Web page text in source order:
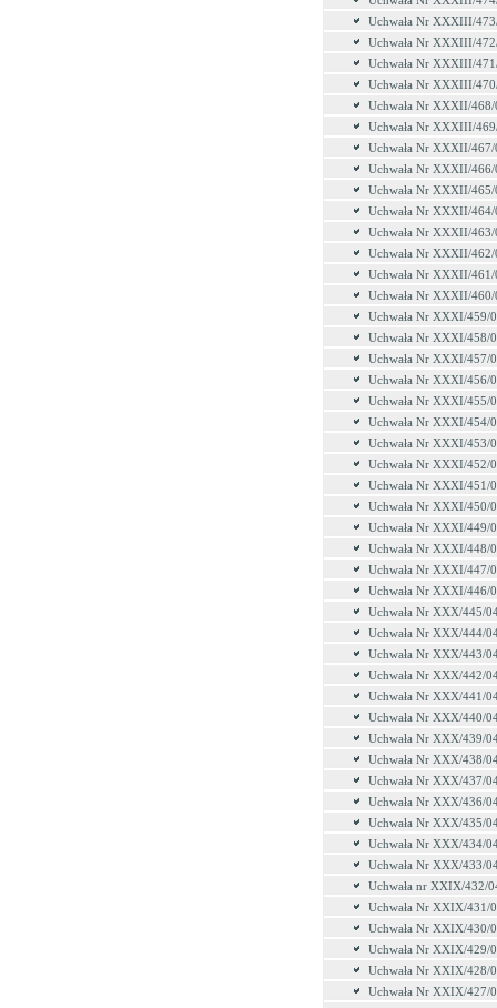
Uchwała Nr XXXIII/
Uchwała Nr XXXIII/
Uchwała Nr XXXIII/
Uchwała Nr XXXIII/
Uchwała Nr XXXII/468/
Uchwała Nr XXXIII/
Uchwała Nr XXXII/467/
Uchwała Nr XXXII/466/
Uchwała Nr XXXII/465/
Uchwała Nr XXXII/464/
Uchwała Nr XXXII/463/
Uchwała Nr XXXII/462/
Uchwała Nr XXXII/461/
Uchwała Nr XXXII/460/
Uchwała Nr XXXI/459/
Uchwała Nr XXXI/458/
Uchwała Nr XXXI/457/
Uchwała Nr XXXI/456/
Uchwała Nr XXXI/455/
Uchwała Nr XXXI/454/
Uchwała Nr XXXI/453/
Uchwała Nr XXXI/452/
Uchwała Nr XXXI/451/
Uchwała Nr XXXI/450/
Uchwała Nr XXXI/449/
Uchwała Nr XXXI/448/
Uchwała Nr XXXI/447/
Uchwała Nr XXXI/446/
Uchwała Nr XXX/445/
Uchwała Nr XXX/444/
Uchwała Nr XXX/443/
Uchwała Nr XXX/442/
Uchwała Nr XXX/441/
Uchwała Nr XXX/440/
Uchwała Nr XXX/439/
Uchwała Nr XXX/438/
Uchwała Nr XXX/437/
Uchwała Nr XXX/436/
Uchwała Nr XXX/435/
Uchwała Nr XXX/434/
Uchwała Nr XXX/433/
Uchwała nr XXIX/432/
Uchwała Nr XXIX/431/
Uchwała Nr XXIX/430/
Uchwała Nr XXIX/429/
Uchwała Nr XXIX/428/
Uchwała Nr XXIX/427/